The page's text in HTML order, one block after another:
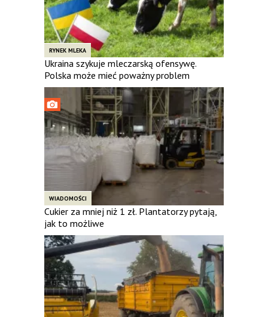
RYNEK MLEKA
Ukraina szykuje mleczarską ofensywę.
Polska może mieć poważny problem
WIADOMOŚCI
Cukier za mniej niż 1 zł. Plantatorzy pytają,
jak to możliwe